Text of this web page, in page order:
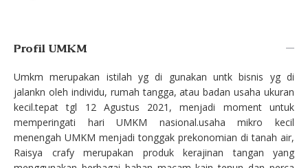
Profil UMKM
Umkm merupakan istilah yg di gunakan untk bisnis yg di
jalankn oleh individu, rumah tangga, atau badan usaha ukuran
kecil.tepat tgl 12 Agustus 2021, menjadi moment untuk
memperingati hari UMKM nasional.usaha mikro kecil
menengah UMKM menjadi tonggak prekonomian di tanah air,
Raisya crafy merupakan produk kerajinan tangan yang